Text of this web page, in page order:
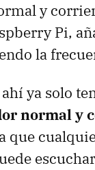
y
Pi,
la
ya solo
normal y
que